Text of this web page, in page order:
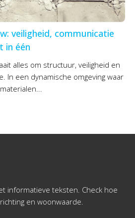
veiligheid, communicatie
in één
alles om structuur, veiligheid en
In een dynamische omgeving waar
informatieve teksten. Check hoe
en woonwaarde.